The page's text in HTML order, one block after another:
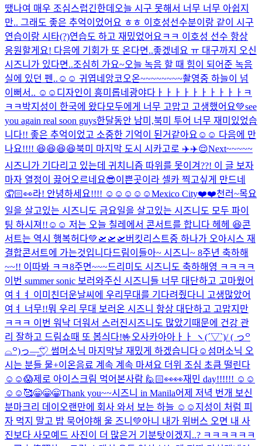
땠나여 매우 조심스럽긴한데 오늘 시구 못해서 너무 너무 아쉽지
만.. 그래도 좋은 추억이었어요 ㅎㅎ 이호성선수분이랑 같이 시구
연습이랑 시타(?)연습도 하고 재밌었어요ㅋㅋ 이호성 선수 항상
응원할게요! 다음에 기회가 또 온다면..좋겠네요 ㅠ 대구까지 오신
시즈니가 있다면..조심히 가요~오늘 녹음 할 때 힘이 되어준 녹음
실에 있던 펜..☺️☺️ 귀엽네 앙코오온~~~~~~~~촬영중 하늘이 넘
이뻐서.. ☺️☺️ 디자인이 흥미롭네 광야다ㅏㅏㅏㅏㅏㅏㅏㅏㅏㅏㅋ
ㅋㅋ 박지성이 한국에 왔다모두에게 너무 고맙고 고생했어요💚see
you again real soon guys한달동안 남미,북미 투어 너무 재미있었습
니다!! 좋은 추억이었고 소중한 기억이 된거같아요☺️☺️ 다음에 만
나요!!!! 😆😆😆😆북미 마지막 도시 시카고로 ✈️✈️😌Next~~~~~
시즈니가 기다리고 있는데 귀치니즘 따위를 못이겨??! 이 글 보자
마자 열정이 끓어오르네요😎이쁜곳이라 셀카 찍고싶게 만드네
🤦🏻👀라! 안녕하세요!!!! ☺️☺️☺️☺️☺️Mexico City❤️❤️천러~목요
일을 살고있는 시즈니도 금요일을 살고있는 시즈니도 모두 파이
팅 하시져!!☺️☺️ 저는 오늘 칠레에서 콘서트를 합니다 헤헤 😆콘
서트는 역시 행복허다💚 🛫🛫🛫버킷리스트중 하나가 오아시스 재
결합콘서트에 가는것입니다드림이들아~ 시즈니~ 8주년 축하해
~~!! 이따봐 ㅋㅋ8주면~~~드리미도 시즈니도 축하해영 ㅋㅋㅋㅋ
이번 summer sonic 보러와주신 시즈니들 너무 대단하고 고마웠어
여ㅕㅕ 이미친더운날씨에 우리무대를 기다려줬다니 고생많았어
여ㅕ 너무!!뭐 우리 무대 보러온 시즈니 항상 대단하고 고맙지만
ㅋㅋㅋ 이번 워낙 더워서 스러진시즈니도 많았기때문에 건강 관
리 잘하고 드림쇼때 또 봅싀다!🤟 오사카아아ㅏㅏ ヽ(´▽`)/ ( っ꒪
⌓꒪)っ—̳͟͞͞♡ 썸머소닉 마지막날 재밌게 하겠습니다☺️ 섬머소닉 오
시는 분들 물+이온음료 계속 계속 마셔요 더위 조심 초큼 떨린다
☺️☺️😱제로 아이스크림 먹어본사람 🙋🏻👀👀재민 day!!!!!! ☺️☺️
☺️☺️ 🥰😁😁😁Thank you~~시즈니 in Manila어제 저녁 번개 보신
분마크리 데이 오랜만에 회사 와서 보는 하늘 ☺️☺️ 지성이 처럼 피
자 먹지 말고 밥 묵어야해 울 즈니💚아니 내가 위버스 오면 내 사
진보다 사모예드 사진이 더 많은거 기분탓이겠지..? ㅋㅋㅋㅋㅋㅋ